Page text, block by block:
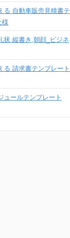
る 自動車販売見積書テ
様
状 縦書き,朝顔_ビジネ
る 請求書テンプレート|
ュールテンプレート